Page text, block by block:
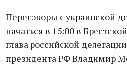
Переговоры с украинской
начаться в 15:00 в
глава российской
президента РФ Владимир